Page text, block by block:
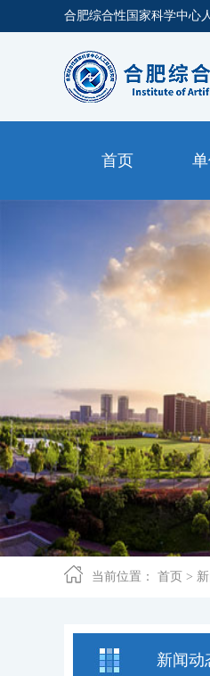
合肥综合性国家科学中心
首页
当前位置： 首页 >
新闻动